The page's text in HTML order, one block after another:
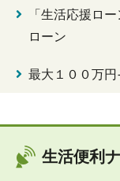
「生活応援ロ
ローン
最大１００万
生活便利